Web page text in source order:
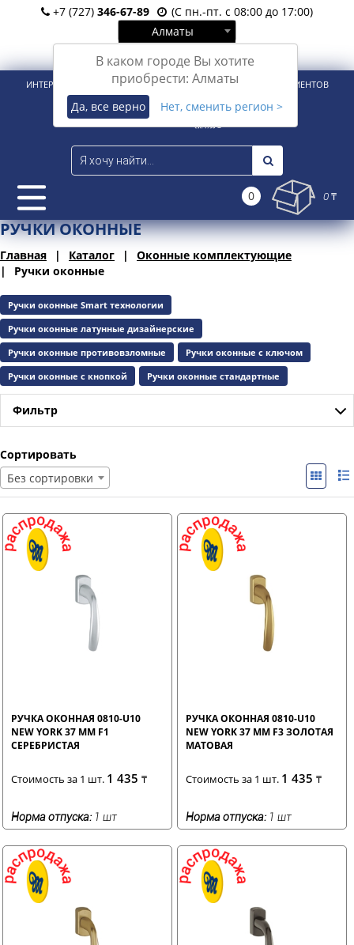
+7 (727) 346-67-89
(С пн.-пт. с 08:00 до 17:00)
Алматы
В каком городе Вы хотите
приобрести: Алматы
Да, все верно Нет, сменить регион >
Вход Регистрация
ИНТЕРНЕТ-МАГАЗИН ДЛЯ РОЗНИЧНЫХ И КОРПОРАТИВНЫХ КЛИЕНТОВ
0 0 ₸
РУЧКИ ОКОННЫЕ
Главная Каталог
Оконные комплектующие
Ручки оконные
Ручки оконные Smart технологии
Ручки оконные латунные дизайнерские
Ручки оконные противовзломные
Ручки оконные с ключом
Ручки оконные с кнопкой
Ручки оконные стандартные
Фильтр
Сортировать
Без сортировки
РУЧКА ОКОННАЯ 0810-U10
NEW YORK 37 ММ F1
СЕРЕБРИСТАЯ
Стоимость за 1 шт. 1 435 ₸
Норма отпуска: 1 шт
РУЧКА ОКОННАЯ 0810-U10
NEW YORK 37 ММ F3 ЗОЛОТАЯ
МАТОВАЯ
Стоимость за 1 шт. 1 435₸
Норма отпуска: 1 шт